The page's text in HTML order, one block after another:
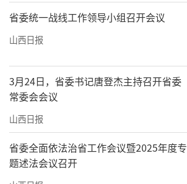
省委统一战线工作领导小组召开会议
山西日报
3月24日，省委书记唐登杰主持召开省委
常委会会议
山西日报
省委全面依法治省工作会议暨2025年度专
题述法会议召开